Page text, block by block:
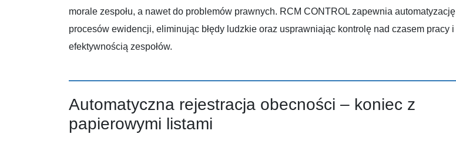
morale zespołu, a nawet do problemów prawnych. RCM CONTROL zapewnia automatyzację
procesów ewidencji, eliminując błędy ludzkie oraz usprawniając kontrolę nad czasem pracy i
efektywnością zespołów.
Automatyczna rejestracja obecności – koniec z
papierowymi listami